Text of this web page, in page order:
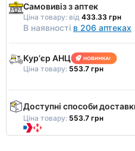
Самовивіз з аптек
Ціна товару: від 433.33 грн
В наявності в 206 аптеках
Курʼєр АНЦ
Ціна товару: 553.7 грн
Доступні способи
Ціна товару: 553.7 грн